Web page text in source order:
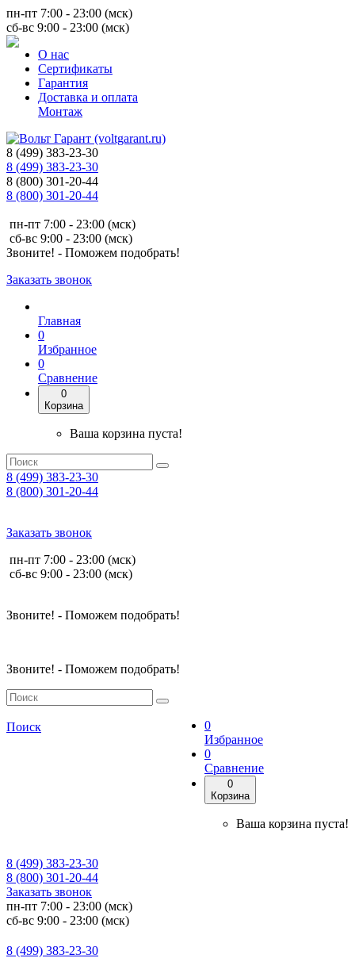
пн-пт 7:00 - 23:00 (мск)
сб-вс 9:00 - 23:00 (мск)
О нас
Сертификаты
Гарантия
Доставка и оплата
Монтаж
8 (499) 383-23-30
8 (499) 383-23-30
8 (800) 301-20-44
8 (800) 301-20-44
пн-пт 7:00 - 23:00 (мск)
сб-вс 9:00 - 23:00 (мск)
Звоните! - Поможем подобрать!
Заказать звонок
Главная
0
Избранное
0
Сравнение
0
Корзина
Ваша корзина пуста!
8 (499) 383-23-30
8 (800) 301-20-44
Заказать звонок
пн-пт 7:00 - 23:00 (мск)
сб-вс 9:00 - 23:00 (мск)
Звоните! - Поможем подобрать!
Звоните! - Поможем подобрать!
0
Избранное
0
Сравнение
0
Корзина
Ваша корзина пуста!
Поиск
8 (499) 383-23-30
8 (800) 301-20-44
Заказать звонок
пн-пт 7:00 - 23:00 (мск)
сб-вс 9:00 - 23:00 (мск)
8 (499) 383-23-30